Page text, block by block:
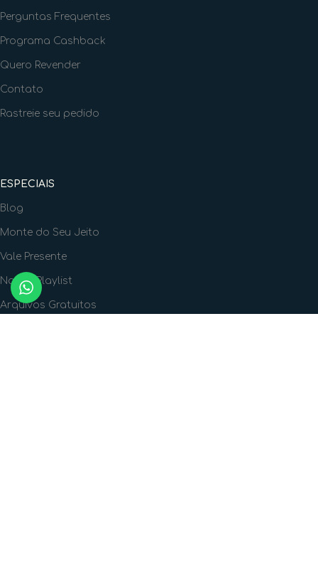
Perguntas Frequentes
Programa Cashback
Quero Revender
Contato
Rastreie seu pedido
ESPECIAIS
Blog
Monte do Seu Jeito
Vale Presente
Nossa Playlist
Arquivos Gratuitos